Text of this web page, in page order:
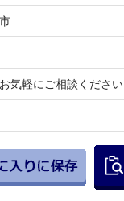
気軽にご相談ください